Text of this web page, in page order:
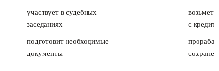
участвует в судебных
заседаниях
подготовит необходимые
документы
возьмет
с